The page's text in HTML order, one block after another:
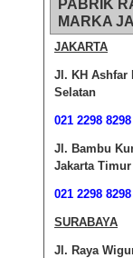
PABRIK
MARKA
JAKARTA
Jl. KH Ashfar
Selatan
021 2298 8298
Jl. Bambu
Jakarta Timur
021 2298 8298
SURABAYA
Jl. Raya